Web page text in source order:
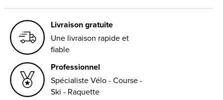
Livraison gratuite
Une livraison rapide et
fiable
Professionnel
Spécialiste Vélo - Course -
Ski - Raquette